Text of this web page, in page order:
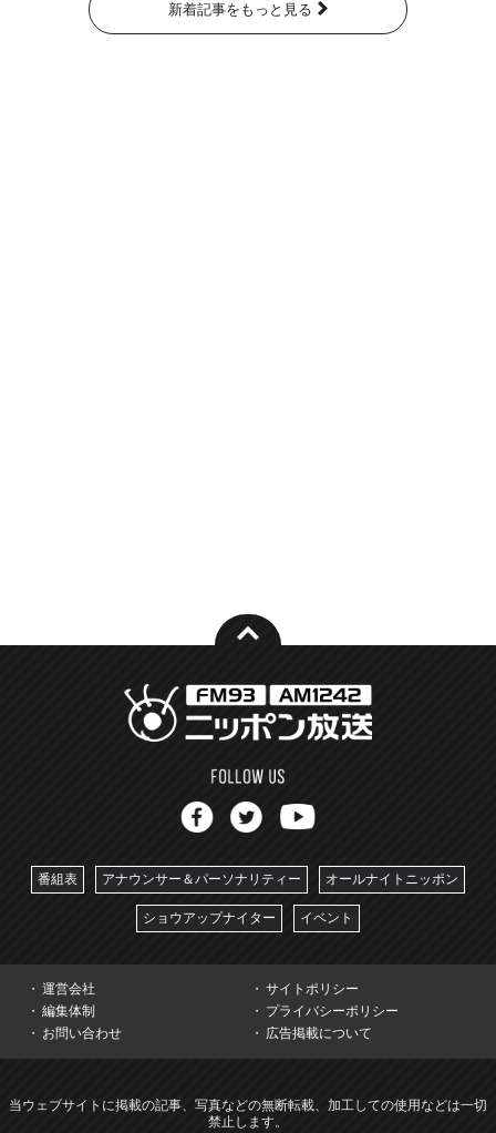
新着記事をもっと見る
番組表 アナウンサー＆パーソナリティー オールナイトニッポン
ショウアップナイター イベント
運営会社
サイトポリシー
編集体制
プライバシーポリシー
お問い合わせ
広告掲載について
当ウェブサイトに掲載の記事、写真などの無断転載、加工しての使用などは一切
禁止します。